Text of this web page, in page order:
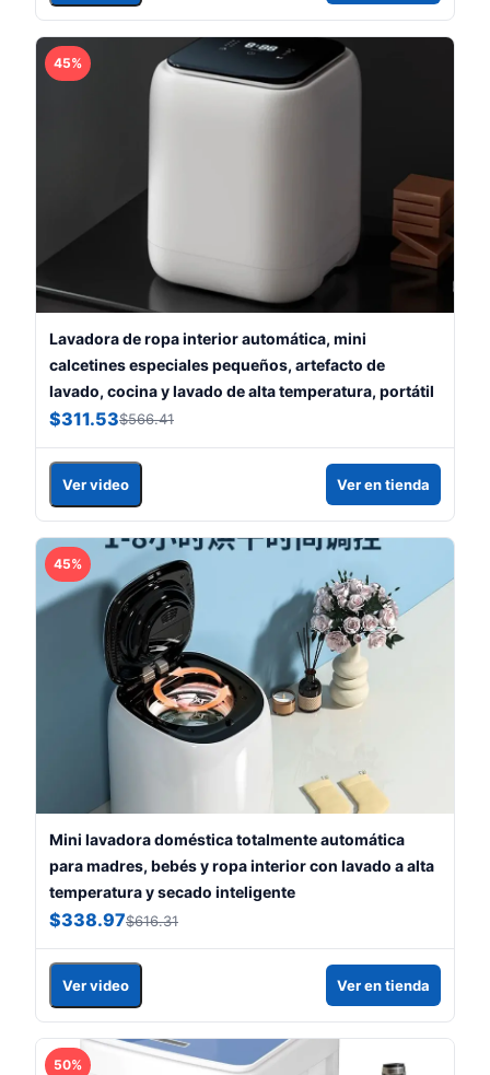
45%
Lavadora de ropa interior automática, mini
calcetines especiales pequeños, artefacto de
lavado, cocina y lavado de alta temperatura, portátil
$311.53$566.41
Ver video Ver en tienda
45%
Mini lavadora doméstica totalmente automática
para madres, bebés y ropa interior con lavado a alta
temperatura y secado inteligente
$338.97$616.31
Ver video Ver en tienda
50%